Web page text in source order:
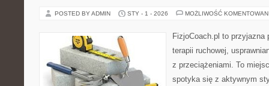
POSTED BY ADMIN STY - 1 - 2026 MOŻLIWOŚĆ
FizjoCoach.pl to przyjazna
terapii ruchowej,
z przeciążeniami. To
spotyka się z aktywnym